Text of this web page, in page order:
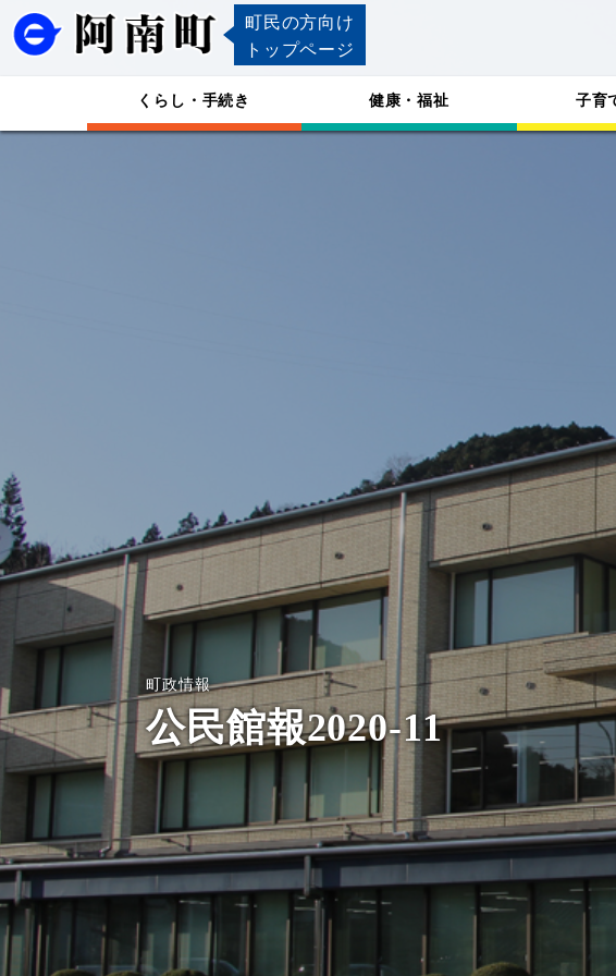
町民の方向け
トップページ
くらし・手続き 健康・福祉 子育
町政情報
公民館報2020-11